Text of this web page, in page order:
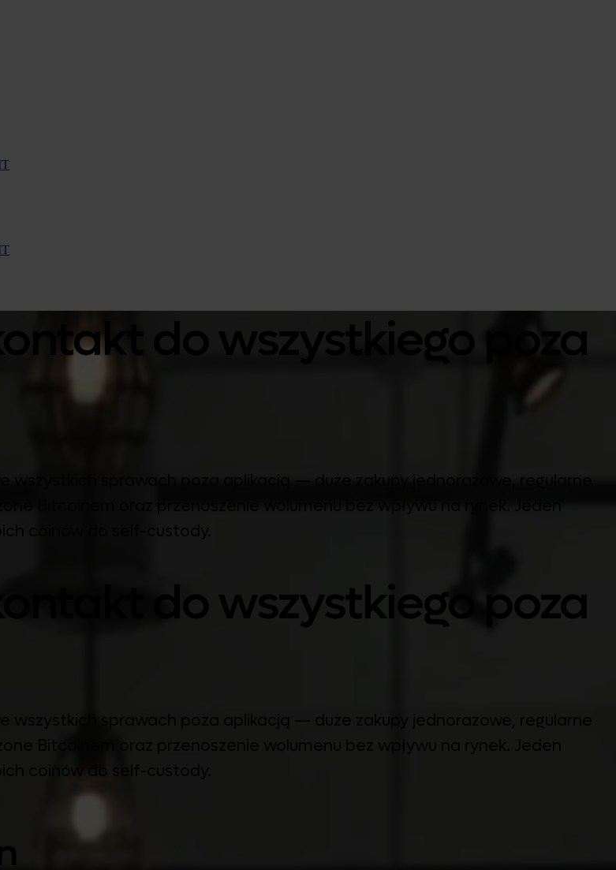
do wszystkiego poza
wszystkich sprawach poza aplikacją — duże zakupy jednorazowe, regularne
do wszystkiego poza
coinów do self-custody.